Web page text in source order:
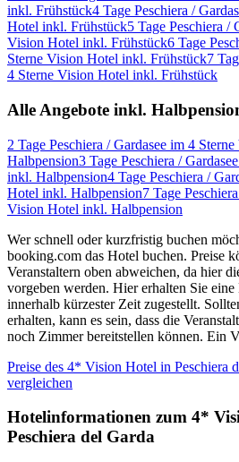
inkl. Frühstück4 Tage Peschiera /
Hotel inkl. Frühstück5 Tage Peschiera /
Vision Hotel inkl. Frühstück6 Tage
Sterne Vision Hotel inkl. Frühstück7
4 Sterne Vision Hotel inkl. Frühstück
Alle Angebote inkl.
2 Tage Peschiera / Gardasee im 4
Halbpension3 Tage Peschiera /
inkl. Halbpension4 Tage Peschiera /
Hotel inkl. Halbpension7 Tage
Vision Hotel inkl. Halbpension
Wer schnell oder kurzfristig buchen
booking.com das Hotel buchen. Preise
Veranstaltern oben abweichen, da hier
vorgeben werden. Hier erhalten Sie
innerhalb kürzester Zeit zugestellt.
erhalten, kann es sein, dass die
noch Zimmer bereitstellen können. Ein
Preise des 4* Vision Hotel in Peschiera
vergleichen
Hotelinformationen zum 4*
Peschiera del Garda